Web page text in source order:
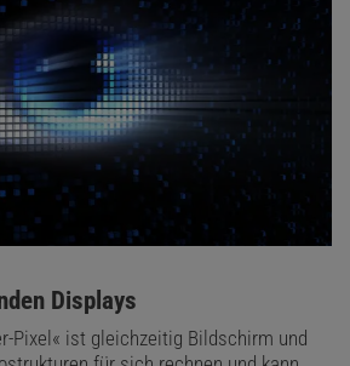
Displays
Pixel« ist gleichzeitig Bildschirm und